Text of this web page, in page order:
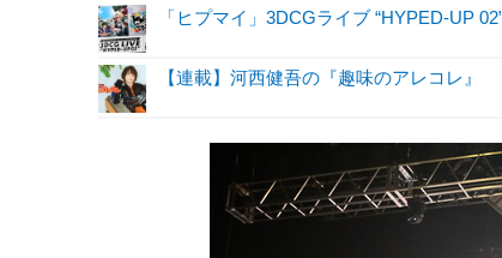
「ヒプマイ」3DCGライブ “HYPED-UP
【連載】河西健吾の『趣味のアレコレ』